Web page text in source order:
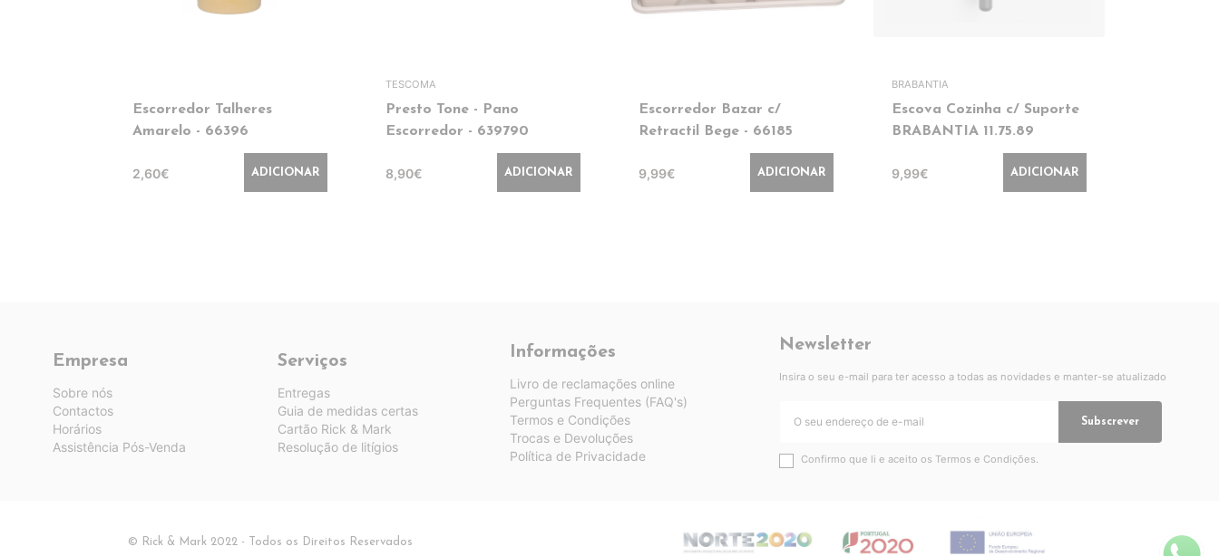
Escorredor Talheres
Amarelo - 66396
2,60€ ADICIONAR
TESCOMA
Presto Tone - Pano
Escorredor - 639790
8,90€ ADICIONAR
Escorredor Bazar c/
Retractil Bege - 66185
9,99€ ADICIONAR
BRABANTIA
Escova Cozinha c/ Suporte
BRABANTIA 11.75.89
9,99€ ADICIONAR
Empresa
Sobre nós
Contactos
Horários
Assistência Pós-Venda
Serviços
Entregas
Guia de medidas certas
Cartão Rick & Mark
Resolução de litígios
Informações
Livro de reclamações online
Perguntas Frequentes (FAQ's)
Termos e Condições
Trocas e Devoluções
Política de Privacidade
Newsletter
Insira o seu e-mail para ter acesso a todas as novidades e manter-se atualizado
Subscrever
Confirmo que li e aceito os Termos e Condições.
© Rick & Mark 2022 - Todos os Direitos Reservados